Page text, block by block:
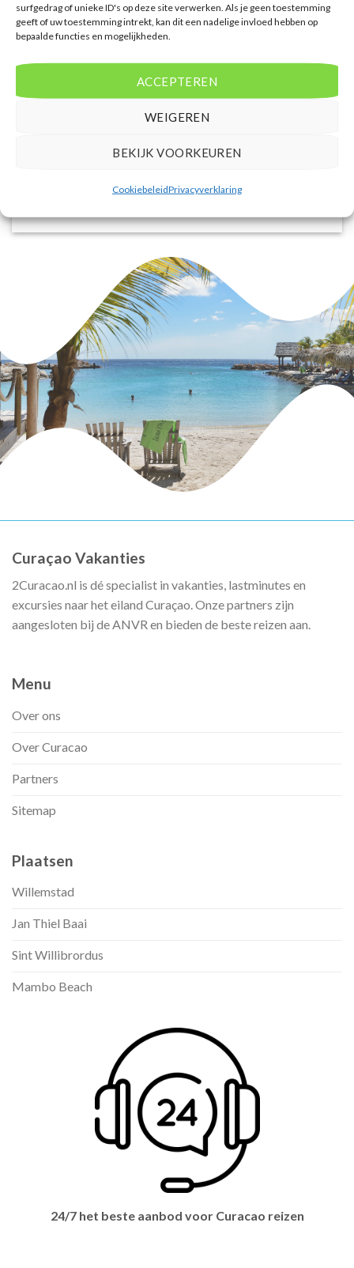
surfgedrag of unieke ID's op deze site verwerken. Als je geen toestemming
geeft of uw toestemming intrekt, kan dit een nadelige invloed hebben op
bepaalde functies en mogelijkheden.
ACCEPTEREN
WEIGEREN
BEKIJK VOORKEUREN
CookiebeleidPrivacyverklaring
De aangeboden pakketreizen op de website zijn
handig voor reizigers die graag alles in één keer
regelen. Het aanbod varieert van budget, luxe tot
gezinsvriendelijke vakanties. De pakketten
omvatten vaak accommodatie, vluchten en transfer.
gebruiksvriendelijke functies die deze site te bieden
Bart Vos/Laren
Curaçao Vakanties
2Curacao.nl is dé specialist in vakanties, lastminutes en
excursies naar het eiland Curaçao. Onze partners zijn
aangesloten bij de ANVR en bieden de beste reizen aan.
Menu
Over ons
Over Curacao
Partners
Sitemap
Plaatsen
Willemstad
Jan Thiel Baai
Sint Willibrordus
Mambo Beach
24/7 het beste aanbod voor Curacao reizen